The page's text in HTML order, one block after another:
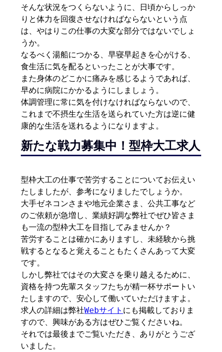
そんな状況をつくらないように、日頃からしっか
りと体力を回復させなければならないという点
は、やはりこの仕事の大変な部分ではないでしょ
うか。
なるべく湯船につかる、早寝早起きを心がける、
食生活に気を配るといったことが大事です。
また身体のどこかに痛みを感じるようであれば、
早めに病院にかかるようにしましょう。
体調管理に常に気を付けなければならないので、
これまで不摂生な生活を送られていた方は逆に健
康的な生活を送れるようになりますよ。
新たな戦力募集中！型枠大工求人
型枠大工の仕事で苦労することについてお伝えい
たしましたが、参考になりましたでしょうか。
大手ゼネコンさまや地元企業さま、公共工事など
のご依頼が急増し、業績好調な弊社でぜひ皆さま
も一流の型枠大工を目指してみませんか？
苦労することは確かにありますし、未経験から挑
戦するとなると覚えることもたくさんあって大変
です。
しかし弊社ではその大変さを乗り越えるために、
資格を持つ先輩スタッフたちが精一杯サポートい
たしますので、安心して働いていただけますよ。
求人の詳細は弊社Webサイト にも掲載しておりま
すので、興味がある方はぜひご覧くださいね。
それでは最後までご覧いただき、ありがとうござ
いました。